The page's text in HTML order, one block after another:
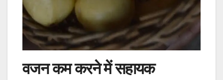
वजन कम करने में सहायक